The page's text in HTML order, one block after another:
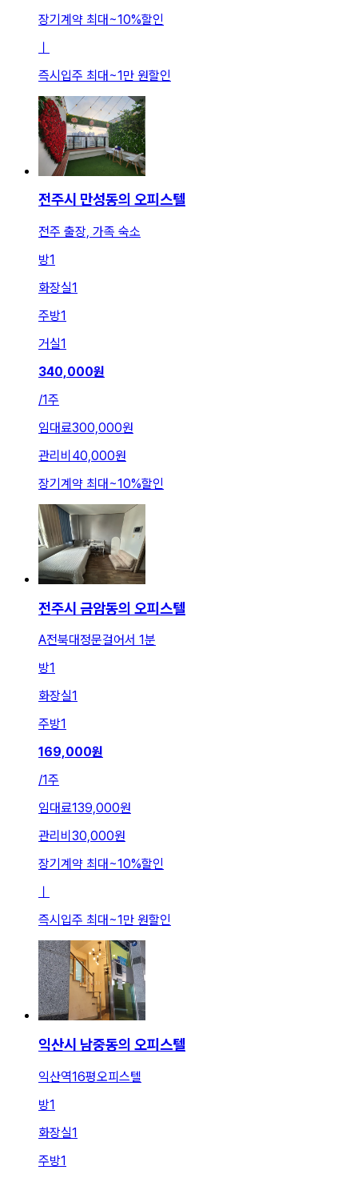
장기계약 최대~10%할인
ㅣ
즉시입주 최대~1만 원할인
전주시 만성동의 오피스텔
전주 출장, 가족 숙소
방1
화장실1
주방1
거실1
340,000원
/1주
임대료300,000원
관리비 40,000원
장기계약 최대~10%할인
전주시 금암동의 오피스텔
A전북대정문걸어서 1분
방1
화장실1
주방1
169,000원
/1주
임대료139,000원
관리비 30,000원
장기계약 최대 ~10%할인
즉시입주 최대 ~1만 원할인
익산시 남중동의 오피스텔
익산역16평오피스텔
방1
화장실1
주방1